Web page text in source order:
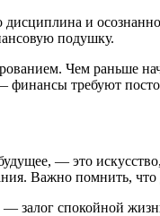
и
подушку.
Чем раньше
финансы требуют
— это
Важно помнить,
залог спокойной